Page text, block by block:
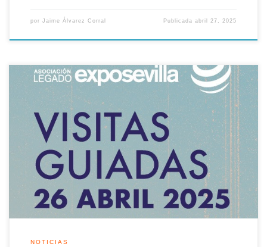
por Jaime Álvarez Corral Publicadaabril 27, 2025
La Asociación Legado Expo Sevilla te invita en esta jornada a
rememorar el ayer y hoy del recinto legado de la Muestra
Universal de 1992. Volvemos con una nueva jornada de visitas
guiadas por el recinto legado de la Exposición Universal de
Sevilla 1992, estas nuevas rutas se realizaran por […]
NOTICIAS